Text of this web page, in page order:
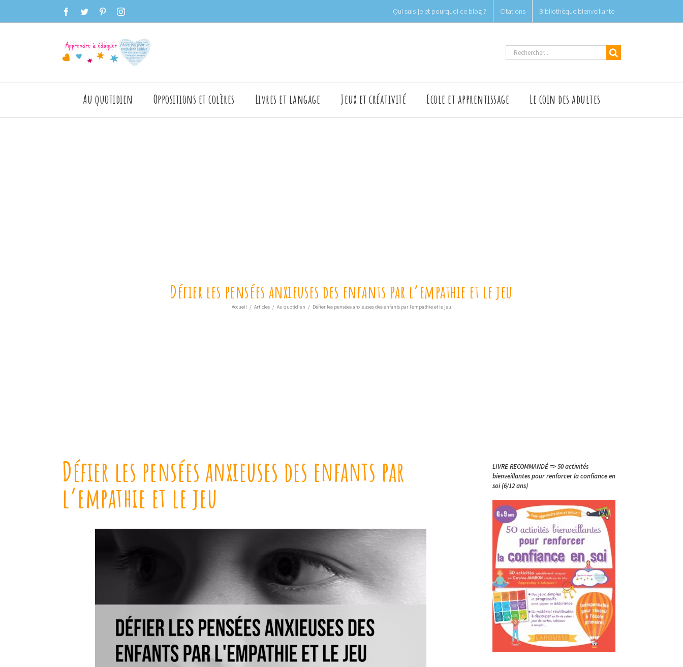
to
facebooktwitter pinterestinstagram Qui suis-je et pourquoi ce blog ? Citations Bibliothèque bienveillante
Rechercher
Rechercher
Au quotidien Oppositions et colères Livres et langage Jeux et créativité Ecole et apprentissage Le coin des adultes
Défier les pensées anxieuses des enfants par l’empathie et le jeu
Accueil / Articles / Au quotidien / Défier les pensées anxieuses des enfants par l’empathie et le jeu
Défier les pensées anxieuses des enfants par
l’empathie et le jeu
LIVRE RECOMMANDÉ => 50 activités
bienveillantes pour renforcer la confiance en
soi (6/12 ans)